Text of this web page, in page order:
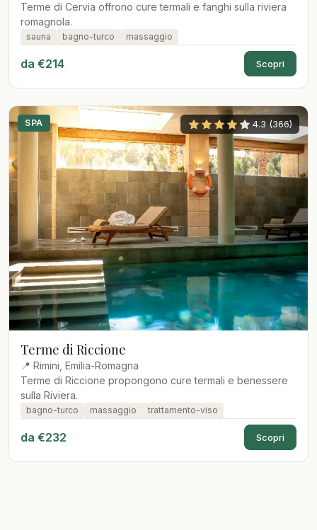
Terme di Cervia offrono cure termali e fanghi sulla riviera
romagnola.
sauna bagno-turco massaggio
da €214 Scopri
SPA 4.3 (366)
Terme di Riccione
📍 Rimini, Emilia-Romagna
Terme di Riccione propongono cure termali e benessere
sulla Riviera.
bagno-turco massaggio trattamento-viso
da €232 Scopri